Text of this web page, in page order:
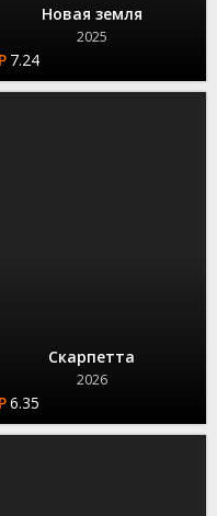
Новая земля
2025
7.24
Скарпетта
2026
6.35